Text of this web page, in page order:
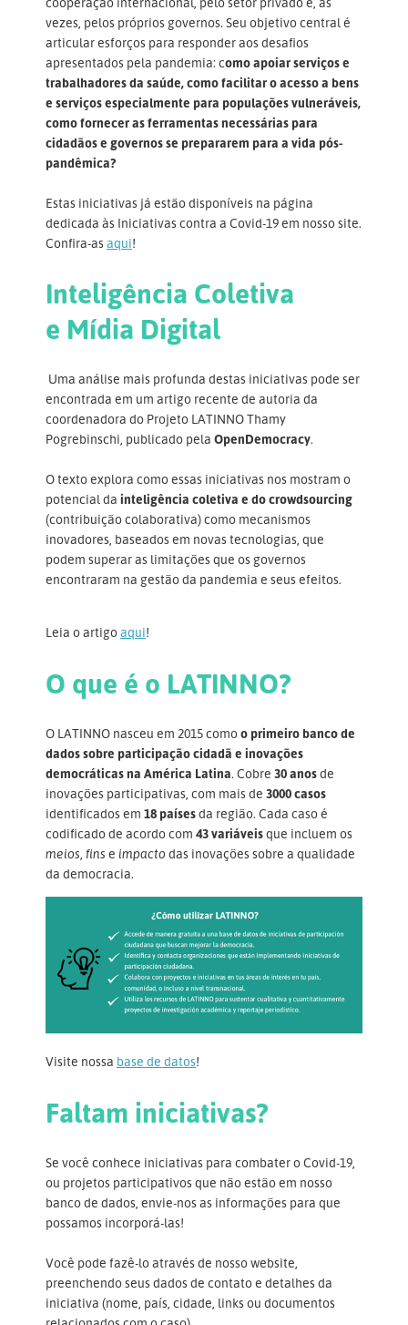
vezes, pelos próprios governos. Seu objetivo central é
articular esforços para responder aos desafios
apresentados pela pandemia: como apoiar serviços e
trabalhadores da saúde, como facilitar o acesso a bens
e serviços especialmente para populações vulneráveis,
como fornecer as ferramentas necessárias para
cidadãos e governos se prepararem para a vida pós-
pandêmica?
Estas iniciativas já estão disponíveis na página
dedicada às Iniciativas contra a Covid-19 em nosso site.
Confira-asaqui!
Inteligência Coletiva
e Mídia Digital
Uma análise mais profunda destas iniciativas pode ser
encontrada em um artigo recente de autoria da
coordenadora do Projeto LATINNO Thamy
Pogrebinschi, publicado pela OpenDemocracy.
O texto explora como essas iniciativas nos mostram o
potencial da inteligência coletiva e do crowdsourcing
(contribuição colaborativa) como mecanismos
inovadores, baseados em novas tecnologias, que
podem superar as limitações que os governos
encontraram na gestão da pandemia e seus efeitos.
Leia o artigoaqui!
O que é o LATINNO?
O LATINNO nasceu em 2015 comoo primeiro banco de
dados sobre participação cidadã e inovações
democráticas na América Latina. Cobre 30 anosde
inovações participativas, com mais de 3000 casos
identificados em 18 paísesda região. Cada caso é
codificado de acordo com 43 variáveisque incluem os
meios, fins e impacto das inovações sobre a qualidade
da democracia.
Visite nossa base de datos!
Faltam iniciativas?
Se você conhece iniciativas para combater o Covid-19,
ou projetos participativos que não estão em nosso
banco de dados, envie-nos as informações para que
possamos incorporá-las!
Você pode fazê-lo através de nosso website,
preenchendo seus dados de contato e detalhes da
iniciativa (nome, país, cidade, links ou documentos